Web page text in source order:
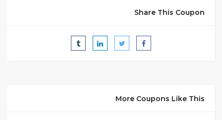
Share This Coupon
More Coupons Like This